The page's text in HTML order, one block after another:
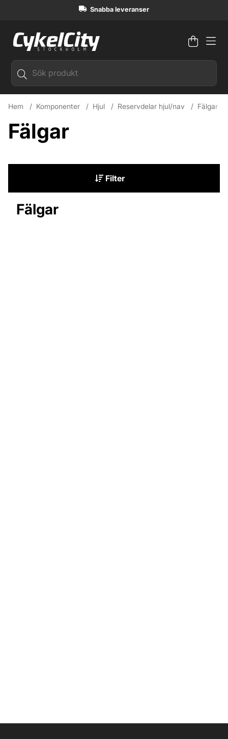
Snabba leveranser
Antal i
.
Hem Komponenter Hjul Reservdelar hjul/nav Fälgar
Fälgar
Filter
Fälgar